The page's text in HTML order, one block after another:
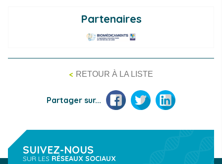
Partenaires
< RETOUR À LA LISTE
Partager sur... FacebookTwitter LinkedIn
SUIVEZ-NOUS
SUR LES RÉSEAUX SOCIAUX